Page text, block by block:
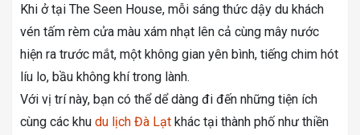
Khi ở tại The Seen House, mỗi sáng thức dậy du khách
vén tấm rèm cửa màu xám nhạt lên cả cùng mây nước
hiện ra trước mắt, một không gian yên bình, tiếng chim hót
líu lo, bầu không khí trong lành.
Với vị trí này, bạn có thể dể dàng đi đến những tiện ích
cùng các khu du lịch Đà Lạt khác tại thành phố như thiền